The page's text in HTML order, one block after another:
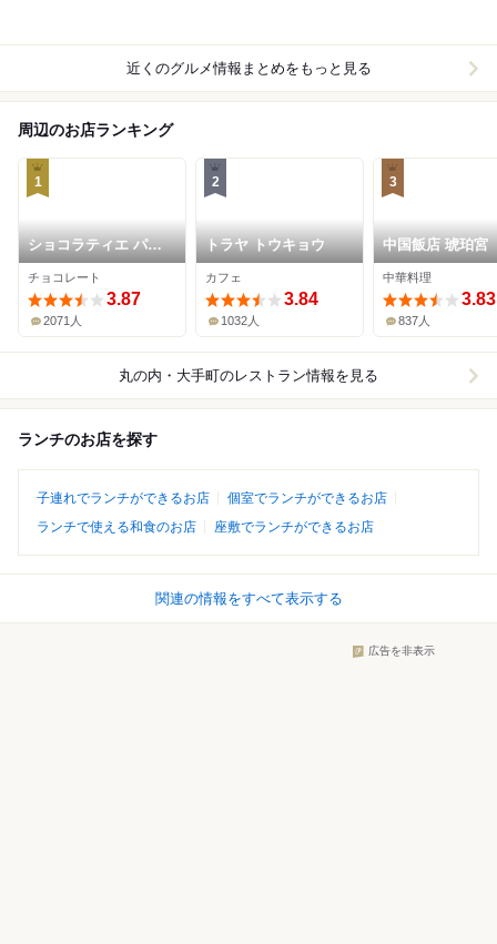
近くのグルメ情報まとめをもっと見る
周辺のお店ランキング
1
ショコラティエ パレ
ド オール 東京
チョコレート
3.87
2071人
2
トラヤ トウキョウ
カフェ
3.84
1032人
3
中国飯店 琥珀宮
中華料理
3.83
837人
丸の内・大手町のレストラン情報を見る
ランチのお店を探す
子連れでランチができるお店
個室でランチができるお店
ランチで使える和食のお店
座敷でランチができるお店
関連の情報をすべて表示する
広告を非表示